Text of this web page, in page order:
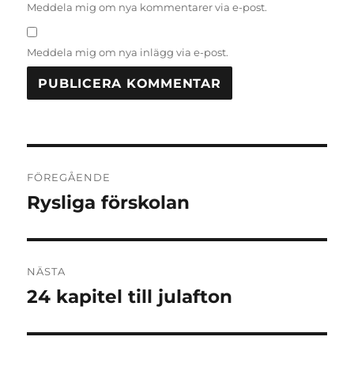
Meddela mig om nya kommentarer via e-post.
Meddela mig om nya inlägg via e-post.
FÖREGÅENDE
Föregående
Rysliga förskolan
NÄSTA
Nästa
24 kapitel till julafton